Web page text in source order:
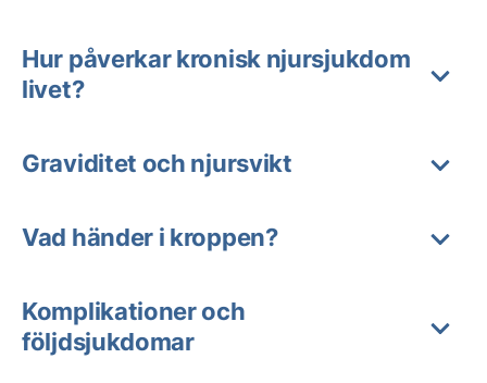
Hur påverkar kronisk njursjukdom
livet?
Graviditet och njursvikt
Vad händer i kroppen?
Komplikationer och
följdsjukdomar